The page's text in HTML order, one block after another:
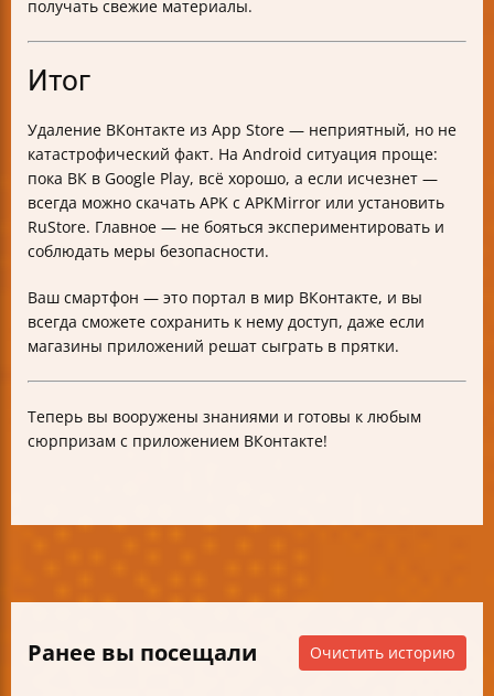
получать свежие материалы.
Итог
Удаление ВКонтакте из App Store — неприятный, но не
катастрофический факт. На Android ситуация проще:
пока ВК в Google Play, всё хорошо, а если исчезнет —
всегда можно скачать APK с APKMirror или установить
RuStore. Главное — не бояться экспериментировать и
соблюдать меры безопасности.
Ваш смартфон — это портал в мир ВКонтакте, и вы
всегда сможете сохранить к нему доступ, даже если
магазины приложений решат сыграть в прятки.
Теперь вы вооружены знаниями и готовы к любым
сюрпризам с приложением ВКонтакте!
Ранее вы посещали Очистить историю